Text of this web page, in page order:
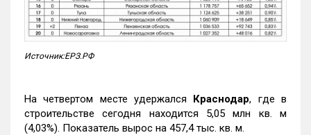
Источник:ЕРЗ.РФ
На четвертом месте удержался Краснодар, где в
строительстве сегодня находится 5,05 млн кв. м
(4,03%). Показатель вырос на 457,4 тыс. кв. м.